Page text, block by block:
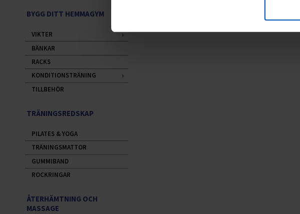
BYGG DITT HEMMAGYM
VIKTER
BÄNKAR
RACKS
KONDITIONSTRÄNING
TILLBEHÖR
TRÄNINGSREDSKAP
PILATES & YOGA
TRÄNINGSMATTOR
GUMMIBAND
ROCKRINGAR
ÅTERHÄMTNING OCH
MASSAGE